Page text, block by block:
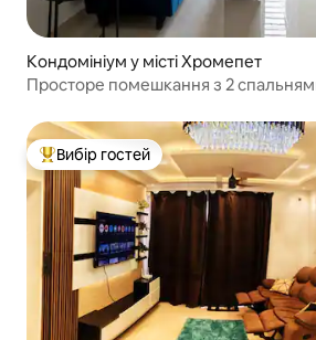
Кондомініум у місті Хромепет
Просторе помешкання з 2
пральна машина
Топ вибір гостей
Вибір гостей